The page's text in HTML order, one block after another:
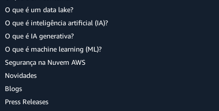
O que é um data lake?
O que é inteligência artificial (IA)?
O que é IA generativa?
O que é machine learning (ML)?
Segurança na Nuvem AWS
Novidades
Blogs
Press Releases